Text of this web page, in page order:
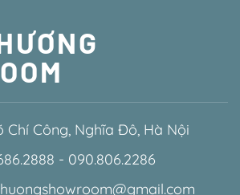
Chí Công, Nghĩa Đô, Hà Nội
- 090.806.2286